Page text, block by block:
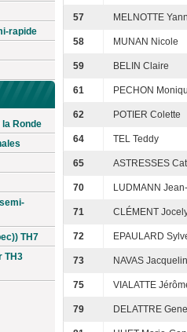
rapide
Ronde
TH7
TH3
57 MELNOTTE
58 MUNAN Nicole
59 BELIN Claire
61 PECHON
62 POTIER Colette
64 TEL Teddy
65 ASTRESSES
70 LUDMANN
71 CLÉMENT
72 EPAULARD
73 NAVAS
75 VIALATTE
79 DELATTRE